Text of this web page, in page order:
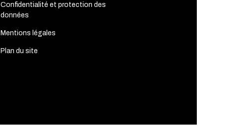
Confidentialité et protection des
données
Mentions légales
Plan du site